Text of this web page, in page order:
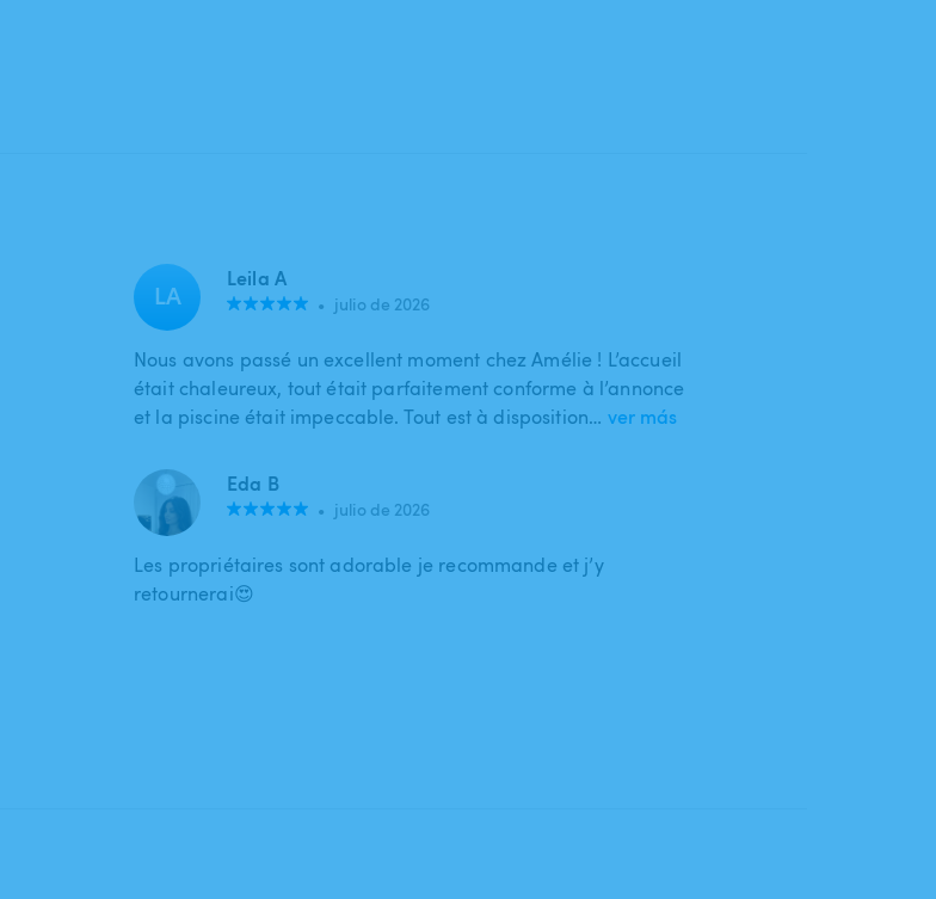
LA Leila A
• julio de 2026
Nous avons passé un excellent moment chez Amélie ! L’accueil
était chaleureux, tout était parfaitement conforme à l’annonce
et la piscine était impeccable. Tout est à disposition… ver más
Eda B
• julio de 2026
Les propriétaires sont adorable je recommande et j’y
retournerai😍